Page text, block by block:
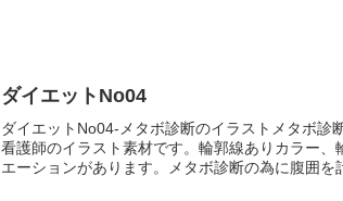
ダイエットNo04
ダイエットNo04-メタボ診断のイラストメタボ診
看護師のイラスト素材です。輪郭線ありカラー
エーションがあります。メタボ診断の為に腹囲を